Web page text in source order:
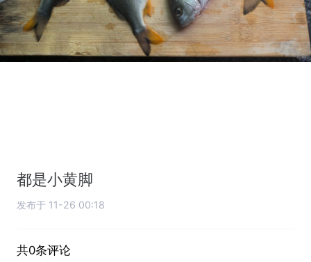
都是小黄脚
发布于 11-26 00:18
共0条评论